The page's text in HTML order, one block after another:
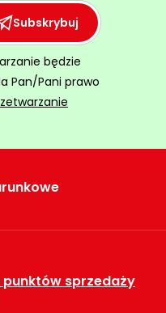
Subskrybuj
będzie
Pan/Pani prawo
punktów sprzedaży